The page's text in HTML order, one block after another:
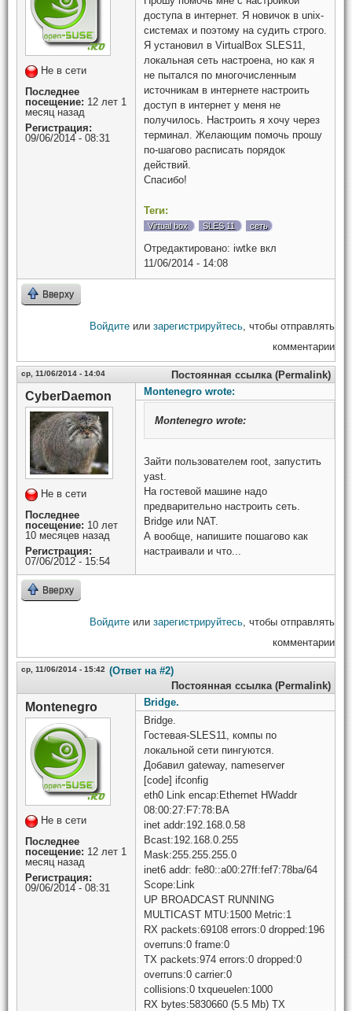
Не в сети
Последнее
посещение: 12 лет 1
месяц назад
Регистрация:
09/06/2014 - 08:31
доступа в интернет. Я новичок в unix-
системах и поэтому на судить строго.
Я установил в VirtualBox SLES11,
локальная сеть настроена, но как я
не пытался по многочисленным
источникам в интернете настроить
доступ в интернет у меня не
получилось. Настроить я хочу через
терминал. Желающим помочь прошу
по-шагово расписать порядок
действий.
Спасибо!
Теги:
Virtual box SLES 11 сеть
Отредактировано: iwtke вкл
11/06/2014 - 14:08
Вверху
Войдите или зарегистрируйтесь , чтобы отправлять
комментарии
ср, 11/06/2014 - 14:04 Постоянная ссылка (Permalink)
CyberDaemon
Не в сети
Последнее
посещение: 10 лет
10 месяцев назад
Регистрация:
07/06/2012 - 15:54
Montenegro wrote:
Montenegro wrote:
Зайти пользователем root, запустить
yast.
На гостевой машине надо
предварительно настроить сеть.
Bridge или NAT.
А вообще, напишите пошагово как
настраивали и что...
Вверху
Войдите или зарегистрируйтесь , чтобы отправлять
комментарии
ср, 11/06/2014 - 15:42 (Ответ на #2)
Постоянная ссылка (Permalink)
Montenegro
Не в сети
Последнее
посещение: 12 лет 1
месяц назад
Регистрация:
09/06/2014 - 08:31
Bridge.
Bridge.
Гостевая-SLES11, компы по
локальной сети пингуются.
Добавил gateway, nameserver
[code] ifconfig
eth0 Link encap:Ethernet HWaddr
08:00:27:F7:78:BA
inet addr:192.168.0.58
Bcast:192.168.0.255
Mask:255.255.255.0
inet6 addr: fe80::a00:27ff:fef7:78ba/64
Scope:Link
UP BROADCAST RUNNING
MULTICAST MTU:1500 Metric:1
RX packets:69108 errors:0 dropped:196
overruns:0 frame:0
TX packets:974 errors:0 dropped:0
overruns:0 carrier:0
collisions:0 txqueuelen:1000
RX bytes:5830660 (5.5 Mb) TX